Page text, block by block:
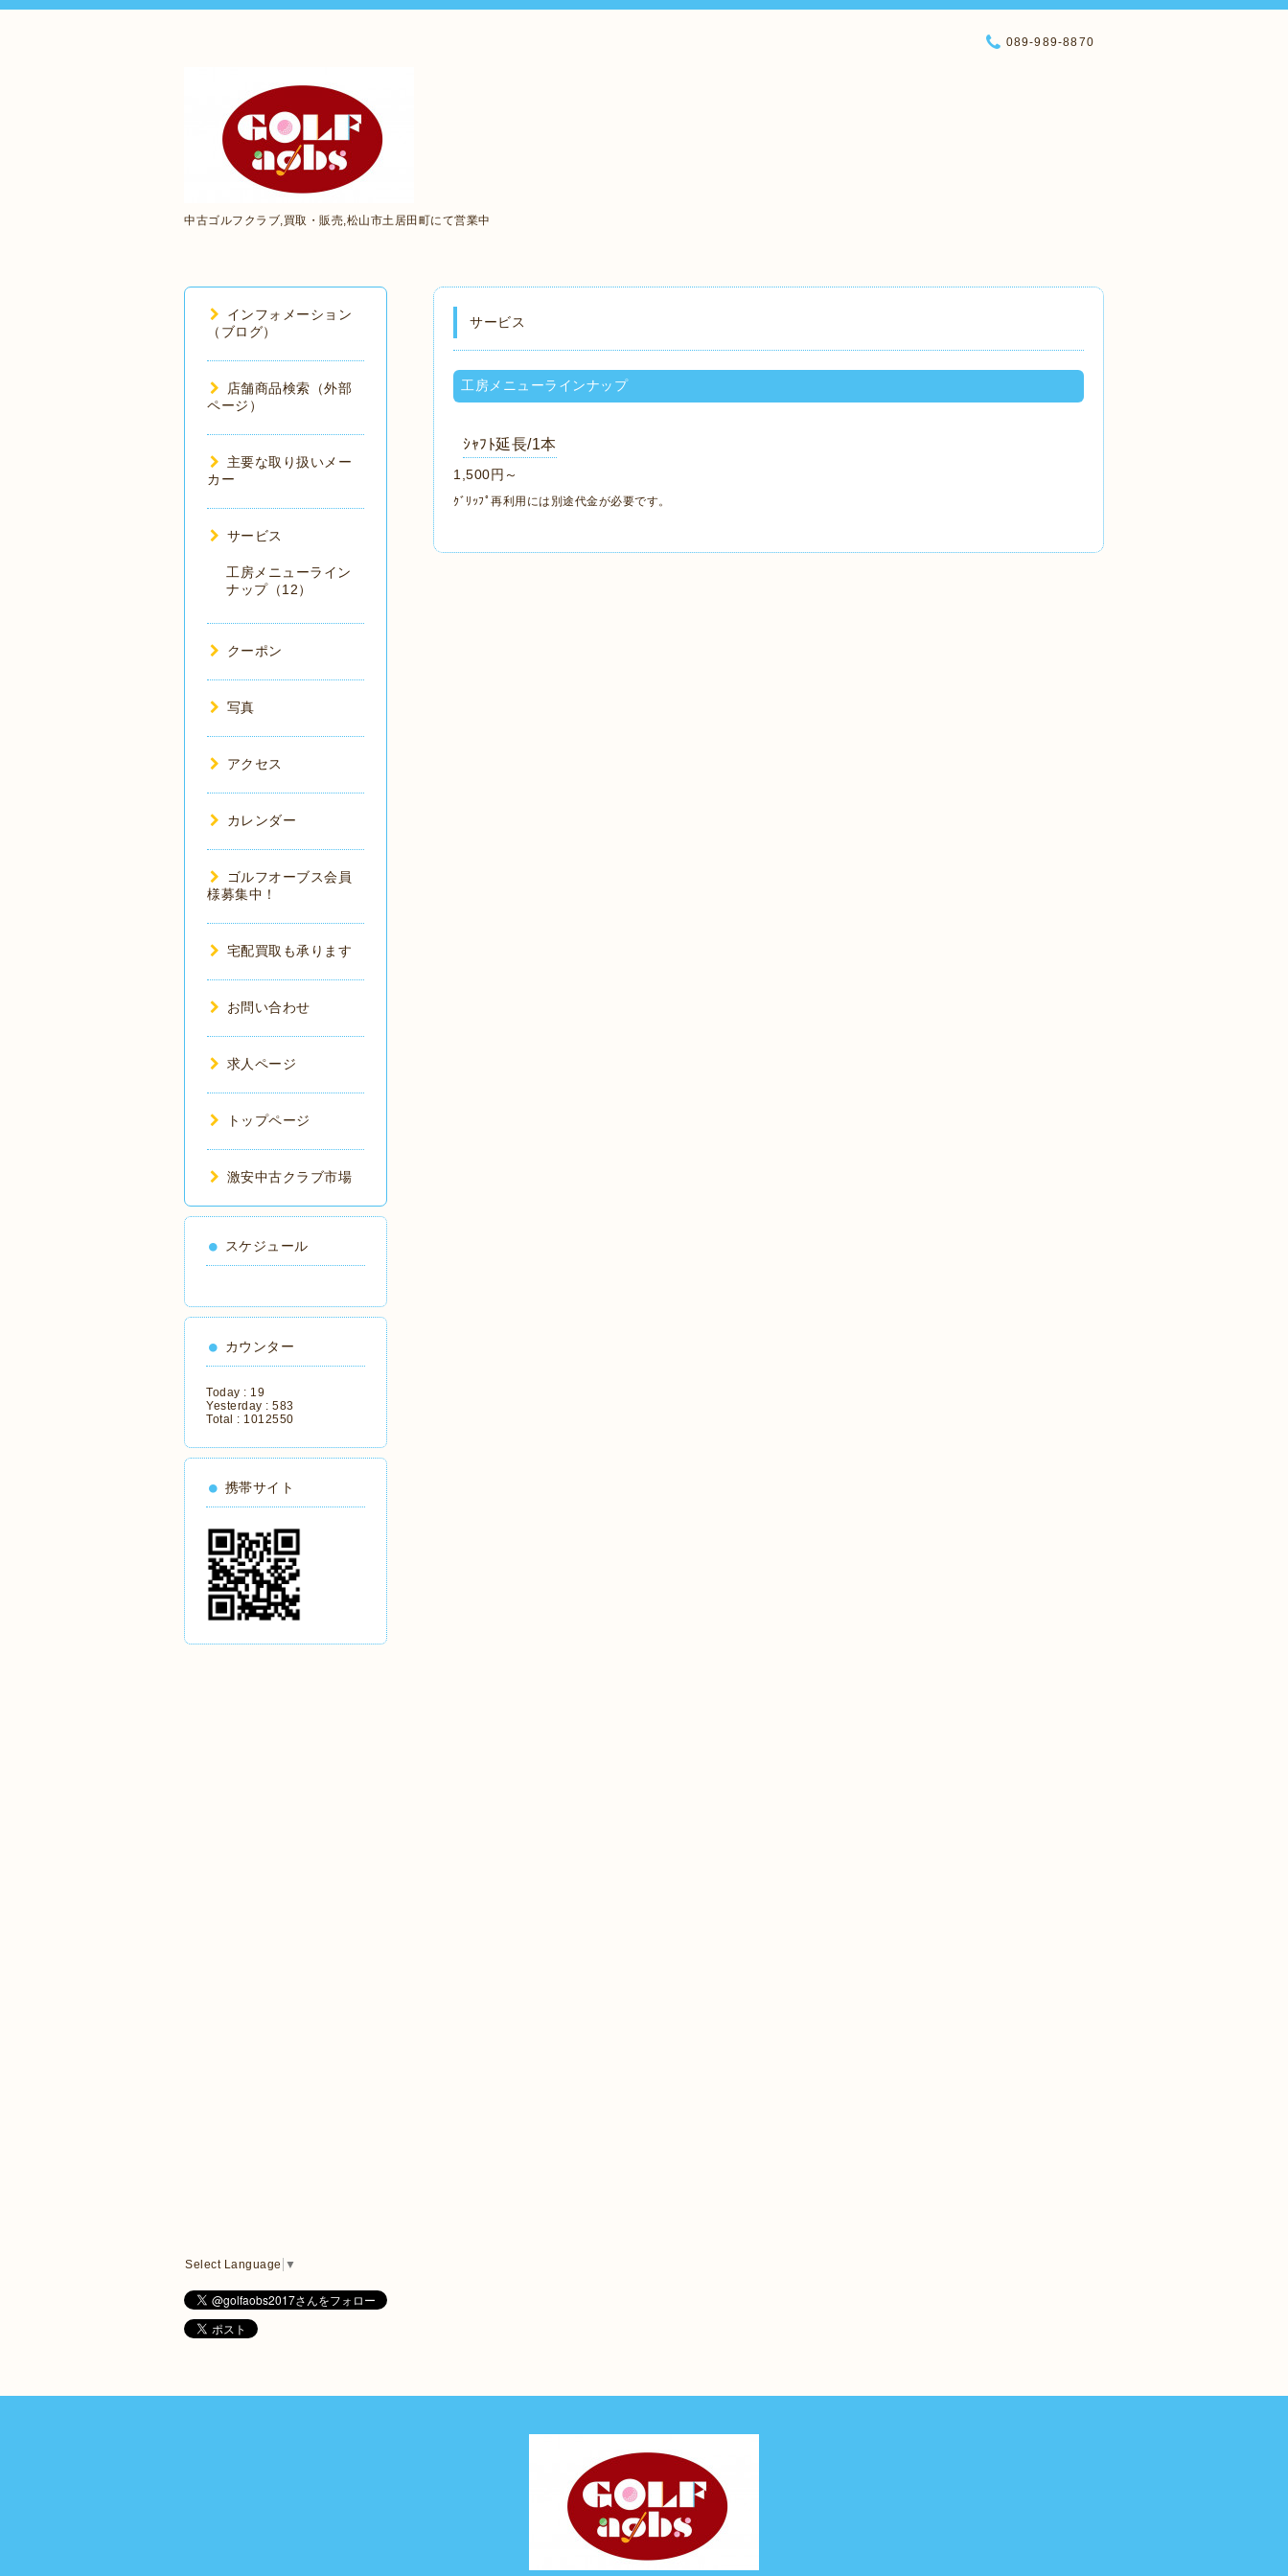
中古ゴルフクラブ,買取・販売,松山市土居田町にて営業中
089-989-8870
サービス
工房メニューラインナップ
ｼｬﾌﾄ延長/1本
1,500円～
ｸﾞﾘｯﾌﾟ再利用には別途代金が必要です。
インフォメーション
（ブログ）
店舗商品検索（外部
ページ）
主要な取り扱いメー
カー
サービス
工房メニューライン
ナップ（12）
クーポン
写真
アクセス
カレンダー
ゴルフオーブス会員
様募集中！
宅配買取も承ります
お問い合わせ
求人ページ
トップページ
激安中古クラブ市場
スケジュール
カウンター
Today : 19
Yesterday : 583
Total : 1012550
携帯サイト
Select Language ▼